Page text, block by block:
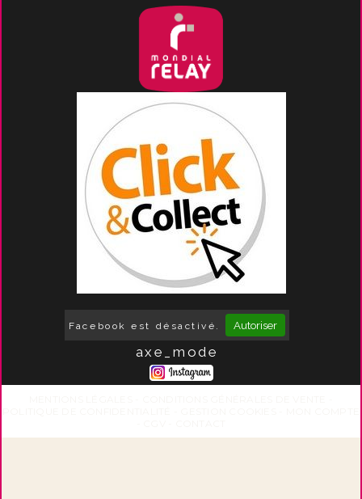
Facebook est désactivé. Autoriser
axe_mode